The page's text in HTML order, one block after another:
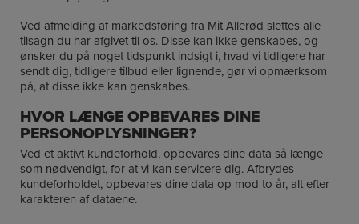
Ved afmelding af markedsføring fra Mit Allerød slettes alle
tilsagn du har afgivet til os. Disse kan ikke genskabes, og
ønsker du på noget tidspunkt indsigt i, hvad vi tidligere har
sendt dig, tidligere tilbud eller lignende, gør vi opmærksom
på, at disse ikke kan genskabes.
HVOR LÆNGE OPBEVARES DINE
PERSONOPLYSNINGER?
Ved et aktivt kundeforhold, opbevares dine data så længe
som nødvendigt, for at vi kan servicere dig. Afbrydes
kundeforholdet, opbevares dine data op mod to år, alt efter
karakteren af dataene.